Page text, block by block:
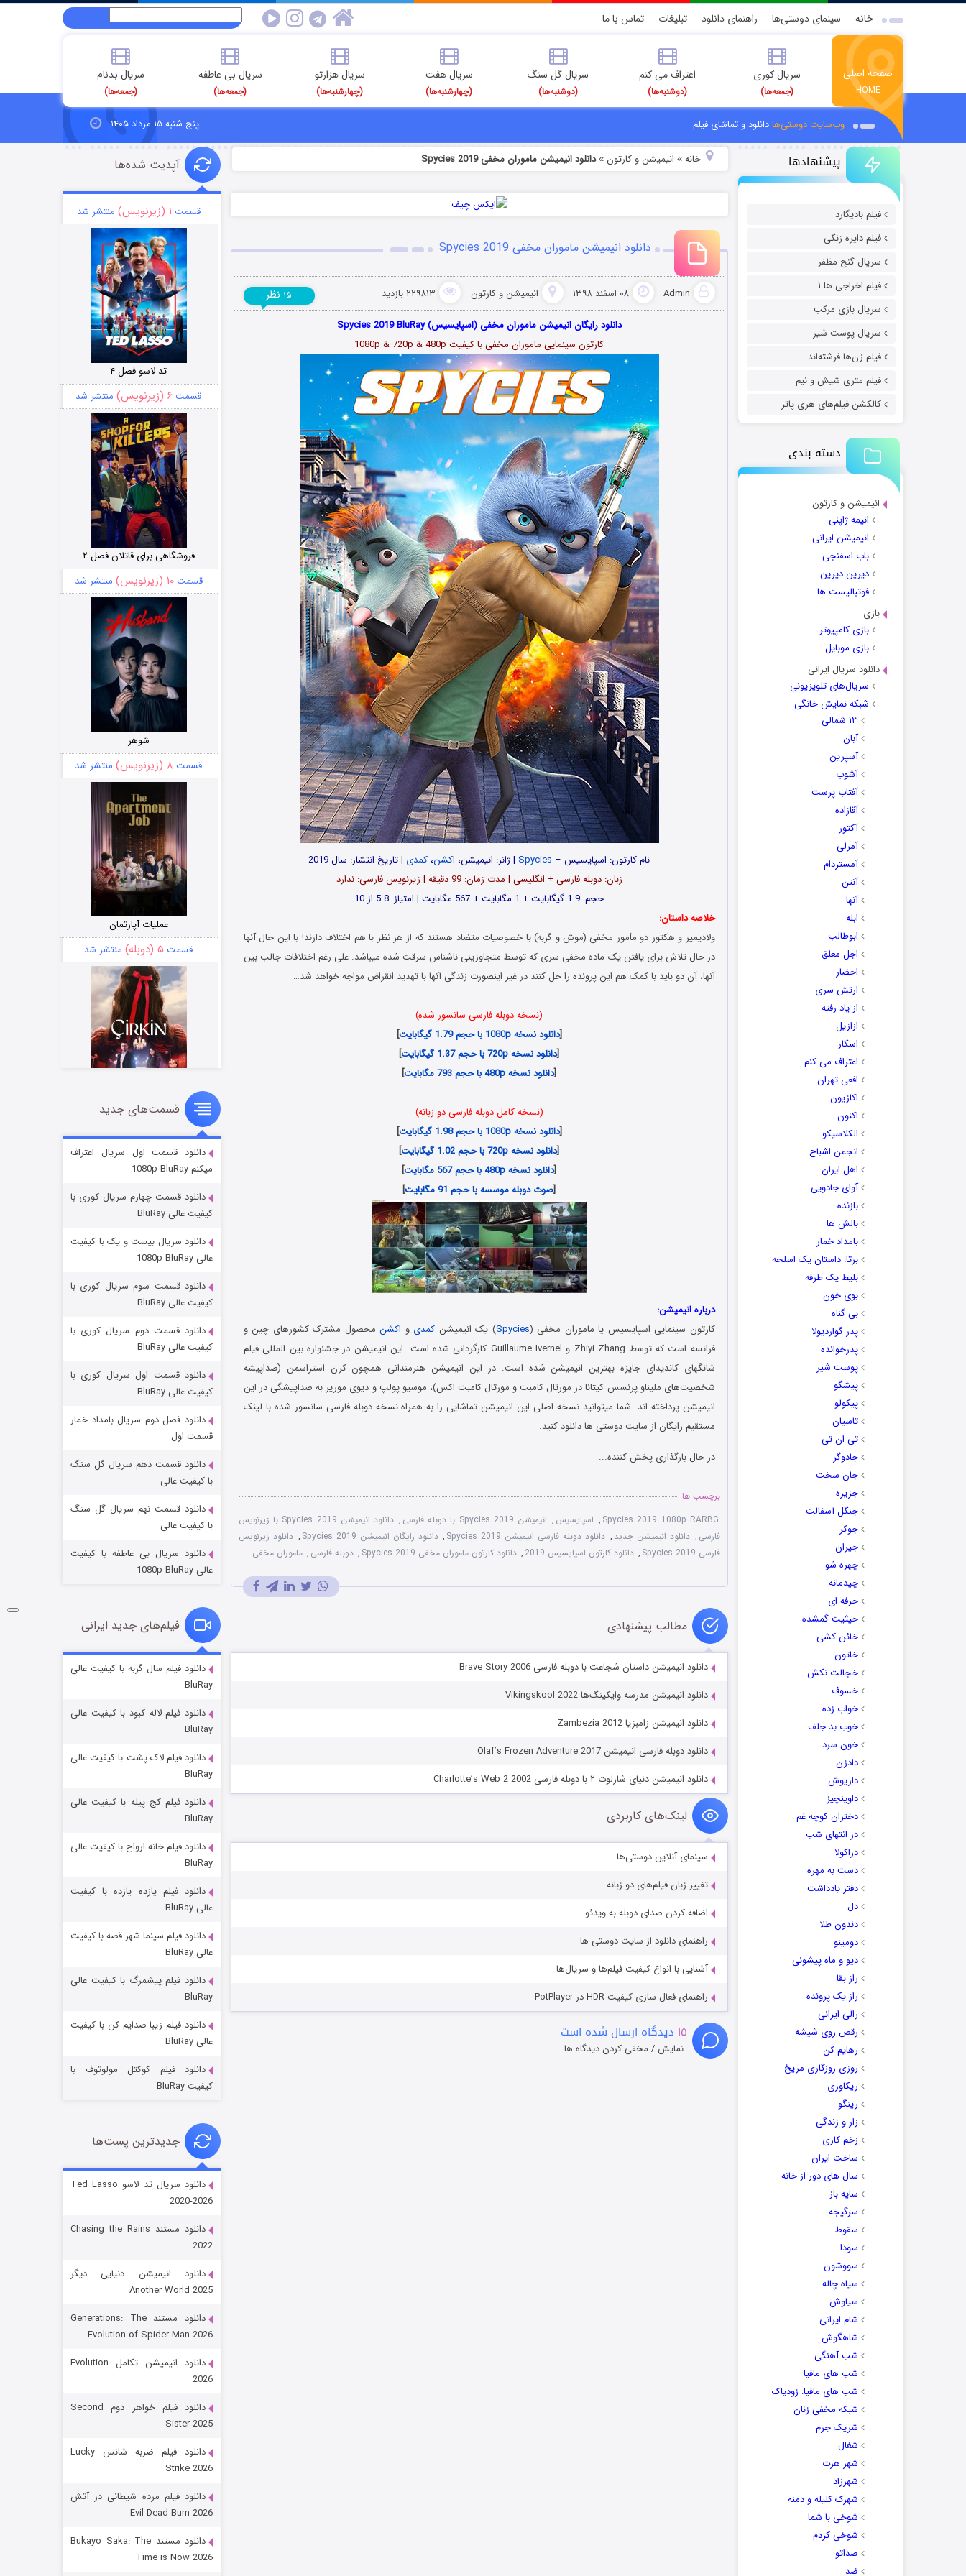
خانه سینمای دوستی‌ها راهنمای دانلود تبلیغات تماس با ما
صفحه اصلی
HOME
سریال کوری
(جمعه‌ها)
اعتراف می کنم
(دوشنبه‌ها)
سریال گل سنگ
(دوشنبه‌ها)
سریال هفت
(چهارشنبه‌ها)
سریال هزارتو
(چهارشنبه‌ها)
سریال بی عاطفه
(جمعه‌ها)
سریال بدنام
(جمعه‌ها)
وب‌سایت دوستی‌هادانلود و تماشای فیلم پنج شنبه ۱۵ مرداد ۱۴۰۵
پیشنهادها
فیلم بادیگارد
فیلم دایره زنگی
سریال گنج مظفر
فیلم اخراجی ها ۱
سریال بازی مرکب
سریال پوست شیر
فیلم زن‌ها فرشته‌اند
فیلم متری شیش و نیم
کالکشن فیلم‌های هری پاتر
دسته بندی
انیمیشن و کارتون
انیمه ژاپنی
انیمیشن ایرانی
باب اسفنجی
دیرین دیرین
فوتبالیست ها
بازی
بازی کامپیوتر
بازی موبایل
دانلود سریال ایرانی
سریال‌های تلویزیونی
شبکه نمایش خانگی
۱۳ شمالی
آبان
آسپرین
آشوب
آفتاب پرست
آقازاده
آکتور
آمرلی
آمستردام
آنتن
آنها
ابله
ابوطالب
اجل معلق
احضار
ارتش سری
از یاد رفته
ازازیل
اسکار
اعتراف می کنم
افعی تهران
اکازیون
اکنون
الکلاسیکو
انجمن اشباح
اهل ایران
آوای جادویی
بازنده
بالش ها
بامداد خمار
برتا: داستان یک اسلحه
بلیط یک‌‌ طرفه
بوی خون
بی گناه
پدر گواردیولا
پدرخوانده
پوست شیر
پیشگو
پیکولو
تاسیان
تی ان تی
جادوگر
جان سخت
جزیره
جنگل آسفالت
جوکر
جیران
چهره شو
چیدمانه
حرفه ای
حیثیت گمشده
خائن کشی
خاتون
خجالت نکش
خسوف
خواب زده
خوب بد جلف
خون سرد
دادزن
داریوش
داوینچیز
دختران کوچه غم
در انتهای شب
دراکولا
دست به مهره
دفتر یادداشت
دل
دندون طلا
دومینو
دیو و ماه پیشونی
راز بقا
راز یک پرونده
رالی ایرانی
رقص روی شیشه
رهایم کن
روزی روزگاری مریخ
ریکاوری
رینگو
زار و زندگی
زخم کاری
ساخت ایران
سال های دور از خانه
سایه باز
سرگیجه
سقوط
سودا
سووشون
سیاه چاله
سیاوش
شام ایرانی
شاهگوش
شب آهنگی
شب های مافیا
شب های مافیا: زودیاک
شبکه مخفی زنان
شریک جرم
شغال
شهر هرت
شهرزاد
شهرک کلیله و دمنه
شوخی با شما
شوخی کردم
صداتو
ضد
خانه» انیمیشن و کارتون »دانلود انیمیشن ماموران مخفی Spycies 2019
دانلود انیمیشن ماموران مخفی Spycies 2019
Admin ۰۸ اسفند ۱۳۹۸ انیمیشن و کارتون ۲۲۹۸۱۳ بازدید ۱۵ نظر
دانلود رایگان انیمیشن ماموران مخفی (اسپایسیس) Spycies 2019 BluRay
کارتون سینمایی ماموران مخفی با کیفیت 1080p & 720p & 480p
نام کارتون: اسپایسیس – Spycies| ژانر: انیمیشن، اکشن، کمدی | تاریخ انتشار: سال 2019
زبان: دوبله فارسی + انگلیسی | مدت زمان: 99 دقیقه | زیرنویس فارسی: ندارد
حجم: 1.9 گیگابایت + 1 مگابایت + 567 مگابایت | امتیاز: 5.8 از 10
خلاصه داستان:
ولادیمیر و هکتور دو مأمور مخفی (موش و گربه) با خصوصیات متضاد هستند که از هر نظر با هم اختلاف دارند! با این حال آنها
در حال تلاش برای یافتن یک ماده مخفی سری که توسط متجاوزینی ناشناس سرقت شده میباشد. علی رغم اختلافات جالب بین
آنها، آن دو باید با کمک هم این پرونده را حل کنند در غیر اینصورت زندگی آنها با تهدید انقراض مواجه خواهد شد…
…
(نسخه دوبله فارسی سانسور شده)
[دانلود نسخه 1080p با حجم 1.79 گیگابایت
]
[دانلود نسخه 720p با حجم 1.37 گیگابایت
]
[دانلود نسخه 480p با حجم 793 مگابایت
]
…
(نسخه کامل دوبله فارسی دو زبانه)
[دانلود نسخه 1080p با حجم 1.98 گیگابایت
]
[دانلود نسخه 720p با حجم 1.02 گیگابایت
]
[دانلود نسخه 480p با حجم 567 مگابایت
]
[صوت دوبله موسسه با حجم 91 مگابایت ]
درباره انیمیشن:
کارتون سینمایی اسپایسیس یا ماموران مخفی (Spycies) یک انیمیشن کمدی و اکشنمحصول مشترک کشورهای چین و
فرانسه است که توسط Zhiyi Zhang و Guillaume Ivernel کارگردانی شده است. این انیمیشن در جشنواره بین المللی فیلم
شانگهای کاندیدای جایزه بهترین انیمیشن شده است. در این انیمیشن هنرمندانی همچون کرن استراسمن (صداپیشه
شخصیت‌های ملیناو پرنسس کیتانا در مورتال کامبت و مورتال کامبت اکس)، موسیو پولپ و دیوی موریر به صداپیشگی در این
انیمیشن پرداخته اند. شما میتوانید نسخه اصلی این انیمیشن تماشایی را به همراه نسخه دوبله فارسی سانسور شده با لینک
مستقیم رایگان از سایت دوستی ها دانلود کنید.
در حال بارگذاری پخش کننده...
برچسب ها
Spycies 2019 1080p RARBG
, اسپایسیس , انیمیشن Spycies 2019 با دوبله فارسی ,
دانلود انیمیشن Spycies 2019 با زیرنویس
فارسی , دانلود انیمیشن جدید , دانلود دوبله فارسی انیمیشن Spycies 2019 , دانلود رایگان انیمیشن Spycies 2019 , دانلود زیرنویس
فارسی Spycies 2019
, دانلود کارتون اسپایسیس 2019 , دانلود کارتون ماموران مخفی Spycies 2019 , دوبله فارسی , ماموران مخفی
مطالب پیشنهادی
دانلود انیمیشن داستان شجاعت با دوبله فارسی Brave Story 2006
دانلود انیمیشن مدرسه وایکینگ‌ها Vikingskool 2022
دانلود انیمیشن زامبزیا Zambezia 2012
دانلود دوبله فارسی انیمیشن Olaf’s Frozen Adventure 2017
دانلود انیمیشن دنیای شارلوت ۲ با دوبله فارسی Charlotte’s Web 2 2002
لینک‌های کاربردی
سینمای آنلاین دوستی‌ها
تغییر زبان فیلم‌های دو زبانه
اضافه کردن صدای دوبله به ویدئو
راهنمای دانلود از سایت دوستی ها
آشنایی با انواع کیفیت فیلم‌ها و سریال‌ها
راهنمای فعال سازی کیفیت HDR در PotPlayer
۱۵ دیدگاه ارسال شده است
نمایش / مخفی کردن دیدگاه ها
آپدیت شده‌ها
قسمت ۱ (زیرنویس) منتشر شد
تد لاسو فصل ۴
قسمت ۶ (زیرنویس) منتشر شد
فروشگاهی برای قاتلان فصل ۲
قسمت۱۰ (زیرنویس) منتشر شد
شوهر
قسمت ۸ (زیرنویس) منتشر شد
عملیات آپارتمان
قسمت ۵ (دوبله) منتشر شد
سریال زشت
قسمت۲ (زیرنویس) منتشر شد
مردگان متحرک: شهر مرده ۳
شکست استوارت در نجات جهان
قسمت ۷ (زیرنویس) منتشر شد
شوگر فصل ۲
قسمت
خاندان اژدها فصل ۳
جادوگری در مغولستان
قسمت
رویایی برای تو
قسمت
قسمت‌های جدید
دانلود قسمت اول سریال اعتراف
میکنم 1080p BluRay
دانلود قسمت چهارم سریال کوری با
کیفیت عالی BluRay
دانلود سریال بیست و یک با کیفیت
عالی 1080p BluRay
دانلود قسمت سوم سریال کوری با
کیفیت عالی BluRay
دانلود قسمت دوم سریال کوری با
کیفیت عالی BluRay
دانلود قسمت اول سریال کوری با
کیفیت عالی BluRay
دانلود فصل دوم سریال بامداد خمار
قسمت اول
دانلود قسمت دهم سریال گل سنگ
با کیفیت عالی
دانلود قسمت نهم سریال گل سنگ
با کیفیت عالی
دانلود سریال بی عاطفه با کیفیت
عالی 1080p BluRay
فیلم‌های جدید ایرانی
دانلود فیلم سال گربه با کیفیت عالی
BluRay
دانلود فیلم لاله کبود با کیفیت عالی
BluRay
دانلود فیلم لاک پشت با کیفیت عالی
BluRay
دانلود فیلم کج‌ پیله با کیفیت عالی
BluRay
دانلود فیلم خانه ارواح با کیفیت عالی
BluRay
دانلود فیلم یازده یازده با کیفیت
عالی BluRay
دانلود فیلم سینما شهر قصه با کیفیت
عالی BluRay
دانلود فیلم پیشمرگ با کیفیت عالی
BluRay
دانلود فیلم زیبا صدایم کن با کیفیت
عالی BluRay
دانلود فیلم کوکتل مولوتوف با
کیفیت BluRay
جدیدترین پست‌ها
دانلود سریال تد لاسو Ted Lasso
2020-2026
دانلود مستند Chasing the Rains
2022
دانلود انیمیشن دنیایی دیگر
Another World 2025
دانلود مستند Generations: The
Evolution of Spider-Man 2026
دانلود انیمیشن تکامل Evolution
2026
دانلود فیلم خواهر دوم Second
Sister 2025
دانلود فیلم ضربه شانس Lucky
Strike 2026
دانلود فیلم مرده شیطانی در آتش
Evil Dead Burn 2026
دانلود مستند Bukayo Saka: The
Time is Now 2026